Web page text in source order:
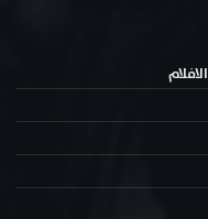
الافلام